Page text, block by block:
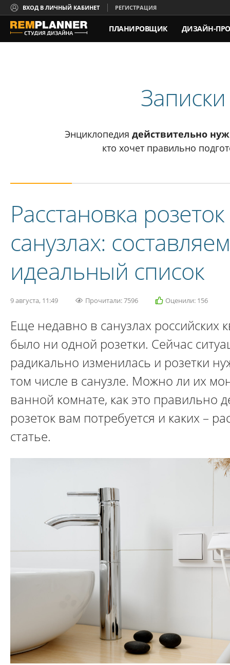
ВХОД В ЛИЧНЫЙ КАБИНЕТ РЕГИСТРАЦИЯ
ПЛАНИРОВЩИК ДИЗАЙН-
Энциклопедия действительно
кто хочет правильно
Расстановка
санузлах: составляем
идеальный список
9 августа, 11:49 Прочитали: 7596 Оценили: 156
Еще недавно в санузлах российских
было ни одной розетки. Сейчас
радикально изменилась и розетки
том числе в санузле. Можно ли их
ванной комнате, как это правильно
розеток вам потребуется и каких –
статье.